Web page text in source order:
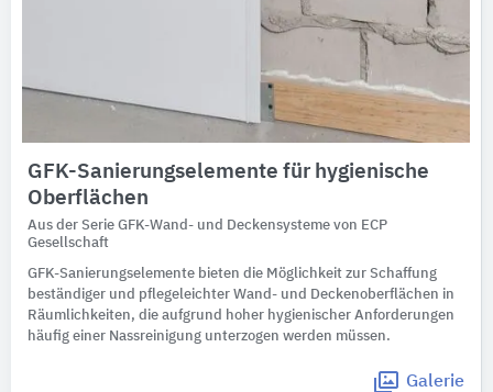
GFK-Sanierungselemente für hygienische
Oberflächen
Aus der Serie GFK-Wand- und Deckensysteme von ECP
Gesellschaft
GFK-Sanierungselemente bieten die Möglichkeit zur Schaffung
beständiger und pflegeleichter Wand- und Deckenoberflächen in
Räumlichkeiten, die aufgrund hoher hygienischer Anforderungen
häufig einer Nassreinigung unterzogen werden müssen.
Galerie